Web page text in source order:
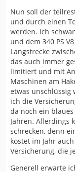
Nun soll der
und durch einen
werden. Ich
und dem 340 PS
Langstrecke
das auch immer
limitiert und mit
Maschinen am
etwas unschlüssig
ich die
da noch ein
Jahren. Allerdings
schrecken, denn
kostet im Jahr
Versicherung, die
Generell erwarte